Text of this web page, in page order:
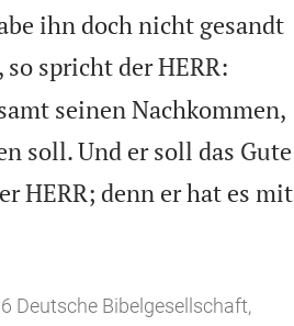
ihn doch nicht gesandt
so spricht der HERR:
seinen Nachkommen,
soll. Und er soll das Gute
HERR; denn er hat es mit
Deutsche Bibelgesellschaft,